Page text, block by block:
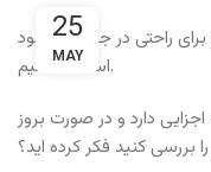
25
MAY
برای راحتی در جابجایی خود
استفاده کنیم.
دارد و در صورت بروز
بررسی کنید فکر کرده اید؟